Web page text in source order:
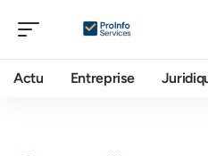
Actu Entreprise